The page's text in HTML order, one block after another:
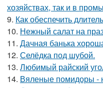
хозяйствах, так и в
9. Как обеспечить
10. Нежный салат на
11. Дачная банька
12. Селёдка под шубой.
13. Любимый райский
14. Вяленые помидоры -